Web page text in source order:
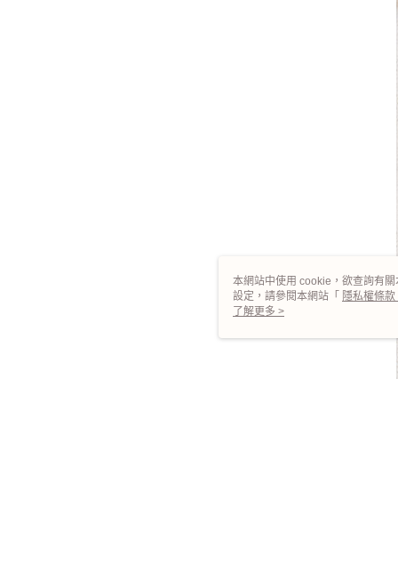
本網站中使用 cookie，欲查詢有
設定，請參閱本網站「 隱私權條款
使用 cookie。
了解更多 >